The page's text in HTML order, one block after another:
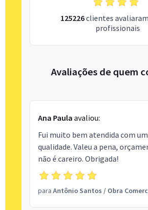
125226clientes
profissionais
Avaliações de quem
Ana Paula avaliou:
Fui muito bem atendida com
qualidade. Valeu a pena,
não é careiro. Obrigada!
para Antônio Santos / Obra